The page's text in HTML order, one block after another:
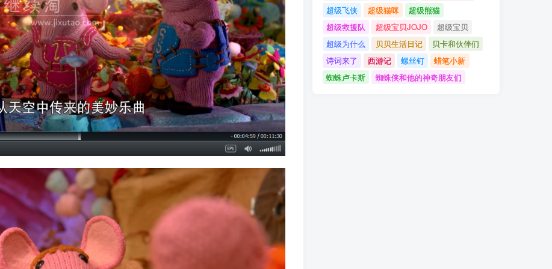
超级飞侠
超级猫咪
超级熊猫
超级救援队
超级宝贝JOJO
超级宝贝
超级为什么
贝贝生活日记
贝卡和伙伴们
诗词来了
西游记 螺丝钉
蜡笔小新
蜘蛛卢卡斯
蜘蛛侠和他的神奇朋友们